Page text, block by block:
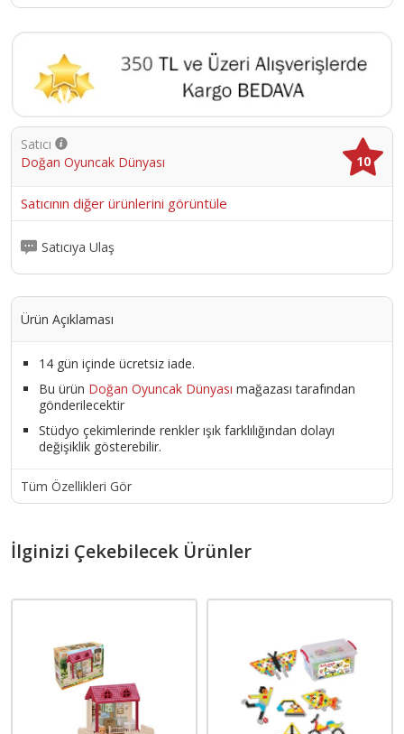
Satıcı
Doğan Oyuncak Dünyası
10
Satıcının diğer ürünlerini görüntüle
Satıcıya Ulaş
Ürün Açıklaması
14 gün içinde ücretsiz iade.
Bu ürün Doğan Oyuncak Dünyası mağazası tarafından
gönderilecektir
Stüdyo çekimlerinde renkler ışık farklılığından dolayı
değişiklik gösterebilir.
Tüm Özellikleri Gör
İlginizi Çekebilecek Ürünler